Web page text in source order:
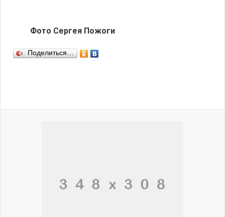
Фото Сергея Пожоги
Поделиться…